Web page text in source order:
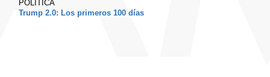
POLÍTICA
Trump 2.0: Los primeros 100 días